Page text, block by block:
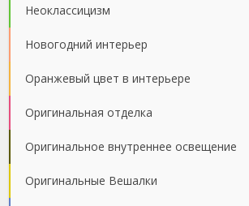
Неоклассицизм
Новогодний интерьер
Оранжевый цвет в интерьере
Оригинальная отделка
Оригинальное внутреннее освещение
Оригинальные Вешалки